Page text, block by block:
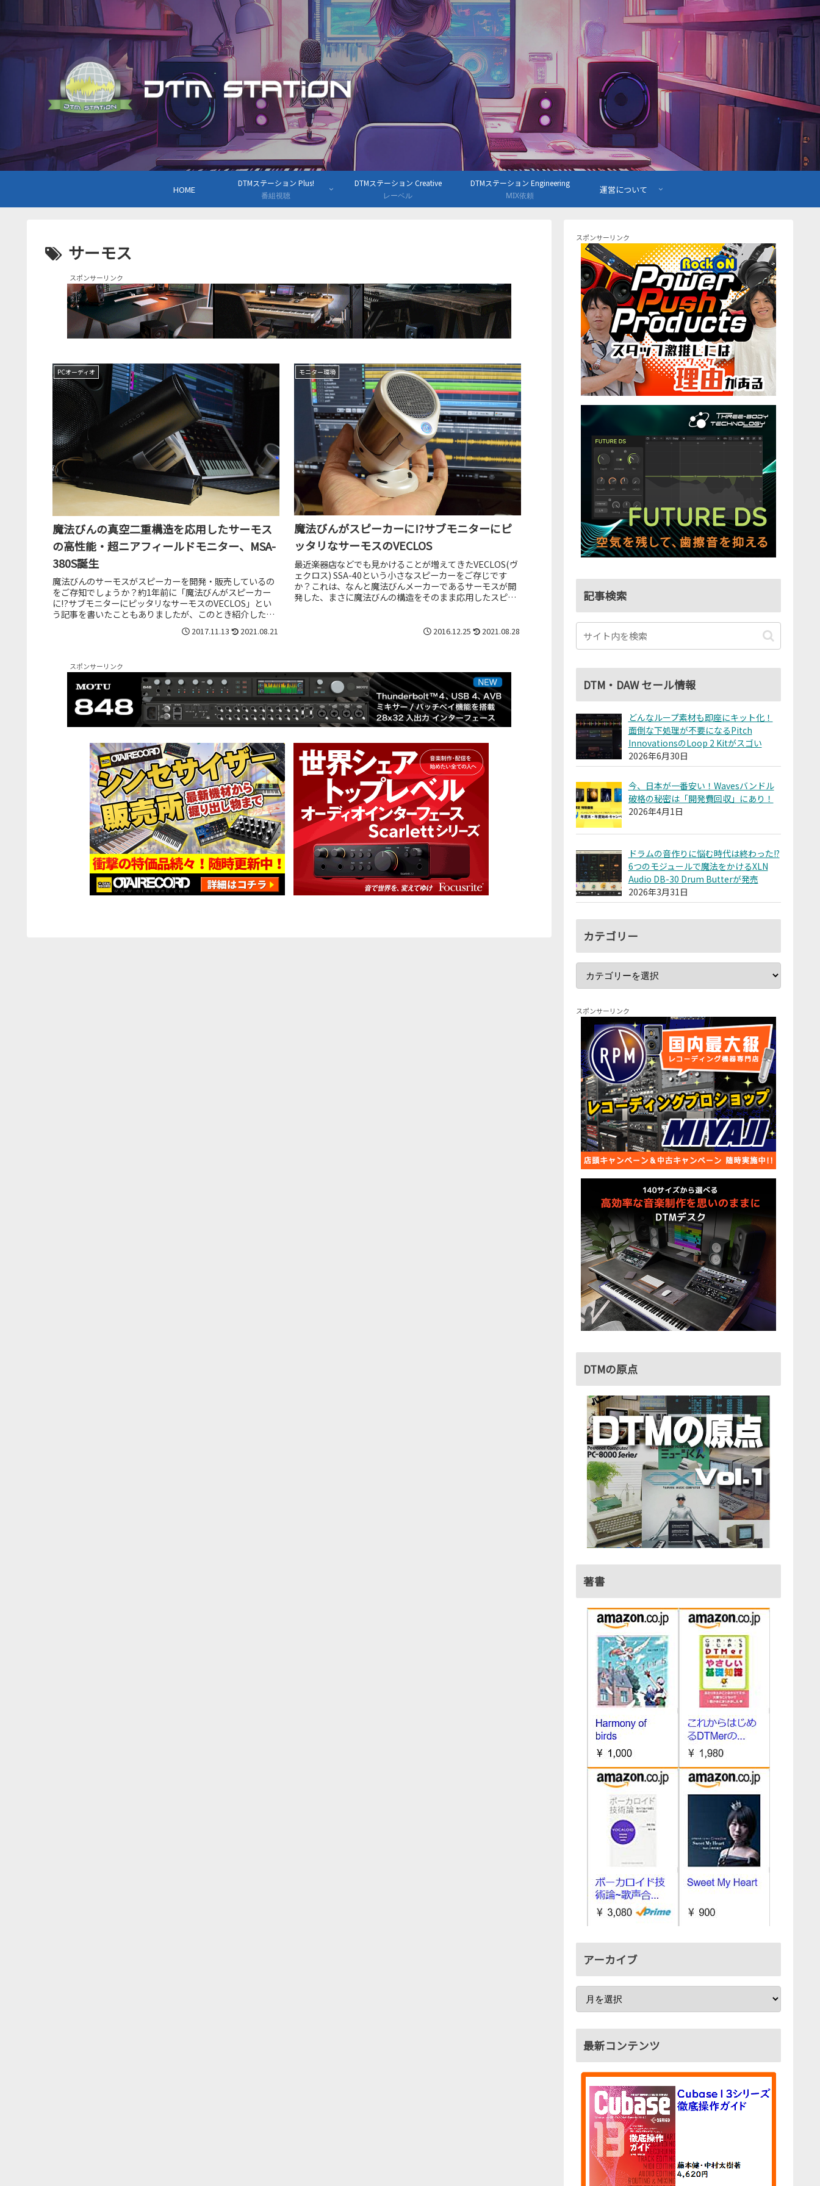
HOME
DTMステーション Plus!
番組視聴
DTMステーション Creative
レーベル
DTMステーション Engineering
MIX依頼
運営について
サーモス
スポンサーリンク
PCオーディオ
魔法びんの真空二重構造を応用したサーモス
の高性能・超ニアフィールドモニター、MSA-
380S誕生
魔法びんのサーモスがスピーカーを開発・販売しているの
をご存知でしょうか？約1年前に「魔法びんがスピーカー
に!?サブモニターにピッタリなサーモスのVECLOS」とい
う記事を書いたこともありましたが、このとき紹介したサ
2017.11.13 2021.08.21
モニター環境
魔法びんがスピーカーに!?サブモニターにピ
ッタリなサーモスのVECLOS
最近楽器店などでも見かけることが増えてきたVECLOS(ヴ
ェクロス) SSA-40という小さなスピーカーをご存じです
か？これは、なんと魔法びんメーカーであるサーモスが開
発した、まさに魔法びんの構造をそのまま応用したスピー
2016.12.25 2021.08.28
スポンサーリンク
スポンサーリンク
記事検索
DTM・DAW セール情報
どんなループ素材も即座にキット化！
面倒な下処理が不要になるPitch
InnovationsのLoop 2 Kitがスゴい
2026年6月30日
今、日本が一番安い！Wavesバンドル
破格の秘密は「開発費回収」にあり！
2026年4月1日
ドラムの音作りに悩む時代は終わった!?
6つのモジュールで魔法をかけるXLN
Audio DB-30 Drum Butterが発売
2026年3月31日
カテゴリー
スポンサーリンク
DTMの原点
著書
アーカイブ
最新コンテンツ